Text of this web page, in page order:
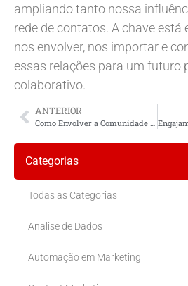
ampliando tanto nossa
rede de contatos. A chave
nos envolver, nos importar e
essas relações para um futuro
colaborativo.
ANTERIOR
Como Envolver a Comunidade Local em Eventos e Promoções?
Categorias
Todas as Categorias
Analise de Dados
Automação em Marketing